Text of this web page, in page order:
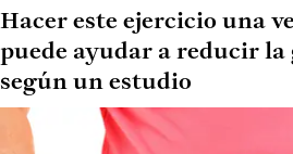
Hacer este ejercicio una
puede ayudar a reducir
según un estudio